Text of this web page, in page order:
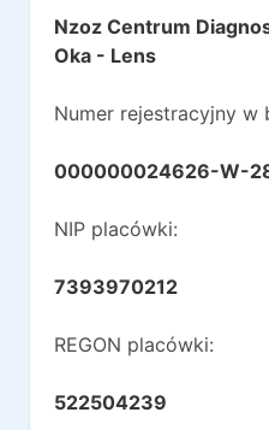
Nzoz Centrum
Oka - Lens
Numer rejestracyjny w
000000024626-W-
NIP placówki:
7393970212
REGON placówki:
522504239